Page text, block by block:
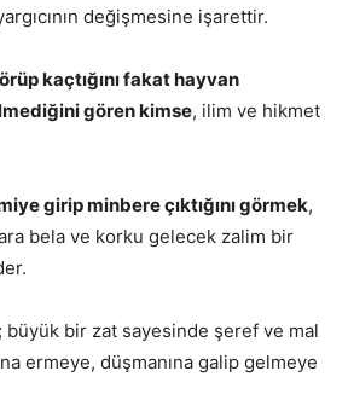
değişmesine işarettir.
kaçtığını fakat hayvan
gören kimse, ilim ve hikmet
girip minbere çıktığını görmek,
bela ve korku gelecek zalim bir
; büyük bir zat sayesinde şeref ve mal
ermeye, düşmanına galip gelmeye